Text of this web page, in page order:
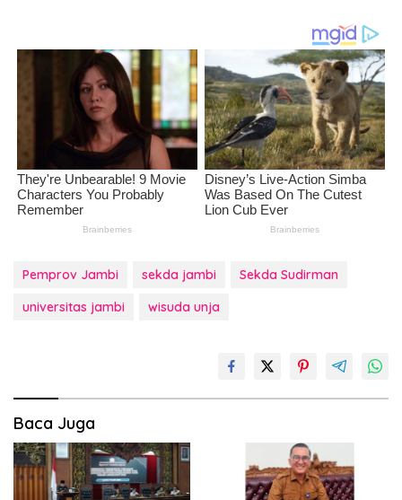
Pemprov Jambi sekda jambi
Sekda Sudirman
universitas jambi
wisuda unja
Baca Juga